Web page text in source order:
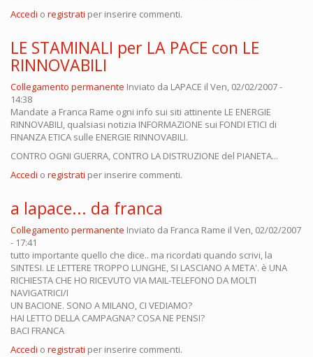
Accedi o registrati per inserire commenti.
LE STAMINALI per LA PACE con LE
RINNOVABILI
Collegamento permanente Inviato da LAPACE il Ven, 02/02/2007 -
14:38
Mandate a Franca Rame ogni info sui siti attinente LE ENERGIE
RINNOVABILI, qualsiasi notizia INFORMAZIONE sui FONDI ETICI di
FINANZA ETICA sulle ENERGIE RINNOVABILI.
CONTRO OGNI GUERRA, CONTRO LA DISTRUZIONE del PIANETA...
Accedi o registrati per inserire commenti.
a lapace... da franca
Collegamento permanente Inviato da Franca Rame il Ven, 02/02/2007
- 17:41
tutto importante quello che dice.. ma ricordati quando scrivi, la
SINTESI. LE LETTERE TROPPO LUNGHE, SI LASCIANO A META'. è UNA
RICHIESTA CHE HO RICEVUTO VIA MAIL-TELEFONO DA MOLTI
NAVIGATRICI/I
UN BACIONE. SONO A MILANO, CI VEDIAMO?
HAI LETTO DELLA CAMPAGNA? COSA NE PENSI?
BACI FRANCA
Accedi o registrati per inserire commenti.